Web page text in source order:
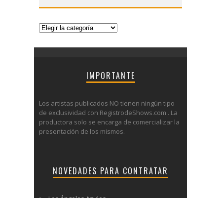
Categorías
IMPORTANTE
Los artistas publicados NO tienen ningún tipo
de exclusividad con RegistrodeShows.com . La
productora solo se encarga de comercializar la
presentación de los mismos.
NOVEDADES PARA CONTRATAR